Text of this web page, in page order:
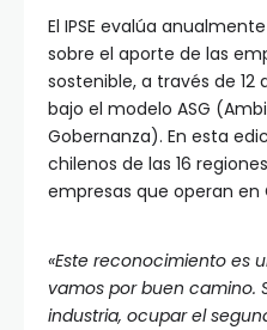
El IPSE evalúa
sobre el aporte de las
sostenible, a través de
bajo el modelo ASG
Gobernanza). En esta
chilenos de las 16
empresas que operan en
«Este reconocimiento es
vamos por buen camino.
industria, ocupar el